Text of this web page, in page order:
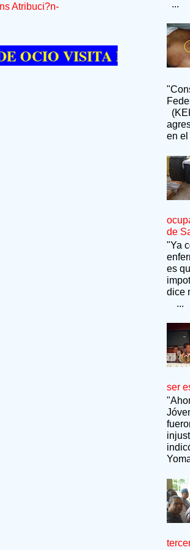
Atribuci?n-
...
en el
de
"Ya
es
...
ser